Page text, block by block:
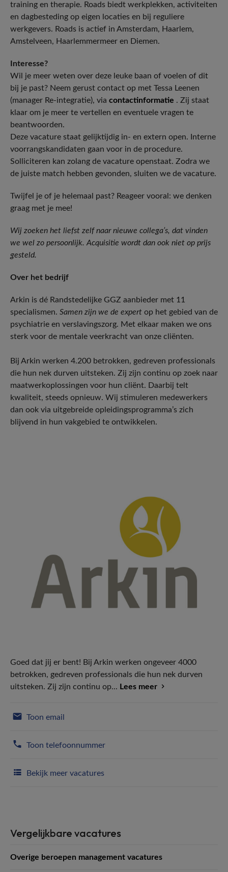
training en therapie. Roads biedt werkplekken, activiteiten
en dagbesteding op eigen locaties en bij reguliere
werkgevers. Roads is actief in Amsterdam, Haarlem,
Amstelveen, Haarlemmermeer en Diemen.
Interesse?
Wil je meer weten over deze leuke baan of voelen of dit
bij je past? Neem gerust contact op met Tessa Leenen
(manager Re-integratie), via contactinformatie . Zij staat
klaar om je meer te vertellen en eventuele vragen te
beantwoorden.
Deze vacature staat gelijktijdig in- en extern open. Interne
voorrangskandidaten gaan voor in de procedure.
Solliciteren kan zolang de vacature openstaat. Zodra we
de juiste match hebben gevonden, sluiten we de vacature.
Twijfel je of je helemaal past? Reageer vooral: we denken
graag met je mee!
Wij zoeken het liefst zelf naar nieuwe collega’s, dat vinden
we wel zo persoonlijk. Acquisitie wordt dan ook niet op prijs
gesteld.
Over het bedrijf
Arkin is dé Randstedelijke GGZ aanbieder met 11
specialismen. Samen zijn we de expert op het gebied van de
psychiatrie en verslavingszorg. Met elkaar maken we ons
sterk voor de mentale veerkracht van onze cliënten.
Bij Arkin werken 4.200 betrokken, gedreven professionals
die hun nek durven uitsteken. Zij zijn continu op zoek naar
maatwerkoplossingen voor hun cliënt. Daarbij telt
kwaliteit, steeds opnieuw. Wij stimuleren medewerkers
dan ook via uitgebreide opleidingsprogramma’s zich
blijvend in hun vakgebied te ontwikkelen.
Goed dat jij er bent! Bij Arkin werken ongeveer 4000
betrokken, gedreven professionals die hun nek durven
uitsteken. Zij zijn continu op... Lees meer
Toon email
Toon telefoonnummer
Bekijk meer vacatures
Vergelijkbare vacatures
Overige beroepen management vacatures